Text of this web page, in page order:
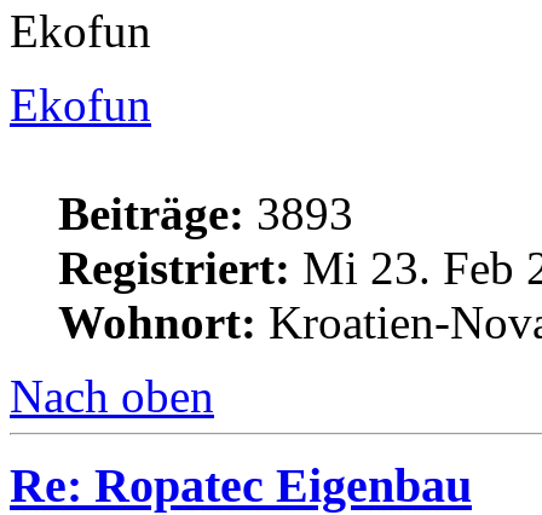
Ekofun
Ekofun
Beiträge: 3893
Registriert: Mi 23. Feb
Wohnort: Kroatien-
Nach oben
Re: Ropatec Eigenbau